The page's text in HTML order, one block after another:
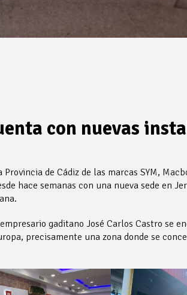
con nuevas
de Cádiz de las marcas SYM,
hace semanas con una nueva sede en
gaditano José Carlos Castro se
precisamente una zona donde se